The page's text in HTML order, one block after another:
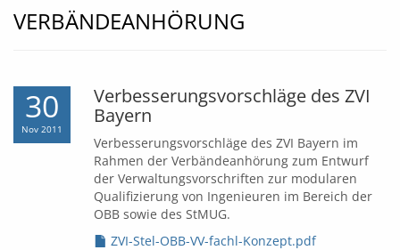
VERBÄNDEANHÖRUNG
30
Nov 2011
Verbesserungsvorschläge des ZVI
Bayern
Verbesserungsvorschläge des ZVI Bayern im
Rahmen der Verbändeanhörung zum Entwurf
der Verwaltungsvorschriften zur modularen
Qualifizierung von Ingenieuren im Bereich der
OBB sowie des StMUG.
ZVI-Stel-OBB-VV-fachl-Konzept.pdf